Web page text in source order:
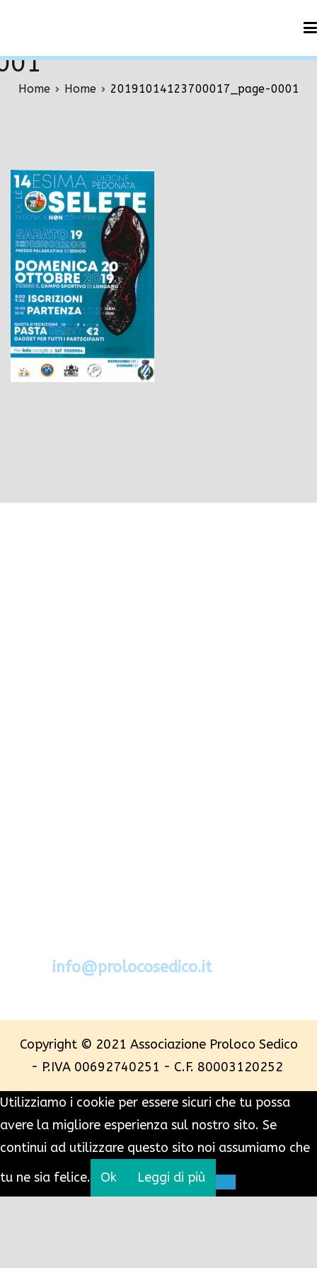
contenuto
Home Home 20191014123700017_page-0001
info@prolocosedico.it
Copyright © 2021 Associazione Proloco Sedico
- P.IVA 00692740251 - C.F. 80003120252
Utilizziamo i cookie per essere sicuri che tu possa
avere la migliore esperienza sul nostro sito. Se
continui ad utilizzare questo sito noi assumiamo che
tu ne sia felice.
Ok Leggi di più